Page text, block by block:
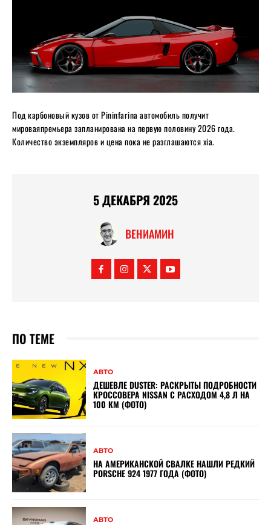
Под карбоновый кузов от Pininfarina автомобиль получит
мироваяпремьера запланирована на первую половину 2026 года.
Количество экземпляров и цена пока не разглашаются xia.
5 ДЕКАБРЯ 2025
ВЕНИАМИН
ПО ТЕМЕ
АВТО
ДЕШЕВЛЕ DUSTER: РАСКРЫТЫ ПОДРОБНОСТИ
КРОССОВЕРА NISSAN С РАСХОДОМ 4,8 Л НА
100 КМ (ФОТО)
АВТО
НА АМЕРИКАНСКОЙ СВАЛКЕ НАШЛИ РЕДКИЙ
PORSCHE 924 1977 ГОДА (ФОТО)
АВТО